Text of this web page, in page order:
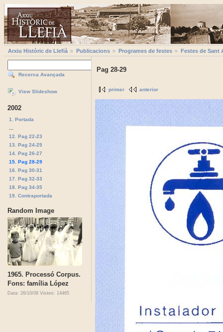
Arxiu Històric de Llefià Publicacions Programes de festes Festes de Sant
Recerca Avançada
View Slideshow
2002
1. Portada
12. Pag 22-23
13. Pag 24-25
14. Pag 26-27
15. Pag 28-29
16. Pag 30-31
17. Pag 32-33
18. Pag 34-35
19. Contraportada
Random Image
1965. Processó Corpus.
Fons: família López
Data: 26/10/08 Visites: 14465
Pag 28-29
primer anterior